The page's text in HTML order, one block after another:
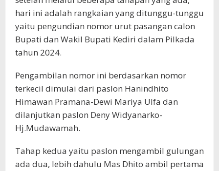
hari ini adalah rangkaian yang ditunggu-tunggu
yaitu pengundian nomor urut pasangan calon
Bupati dan Wakil Bupati Kediri dalam Pilkada
tahun 2024.
Pengambilan nomor ini berdasarkan nomor
terkecil dimulai dari paslon Hanindhito
Himawan Pramana-Dewi Mariya Ulfa dan
dilanjutkan paslon Deny Widyanarko-
Hj.Mudawamah.
Tahap kedua yaitu paslon mengambil gulungan
ada dua, lebih dahulu Mas Dhito ambil pertama